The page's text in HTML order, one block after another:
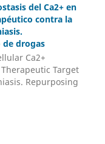
del Ca2+ en
contra la
de drogas
Ca2+
Target
Repurposing